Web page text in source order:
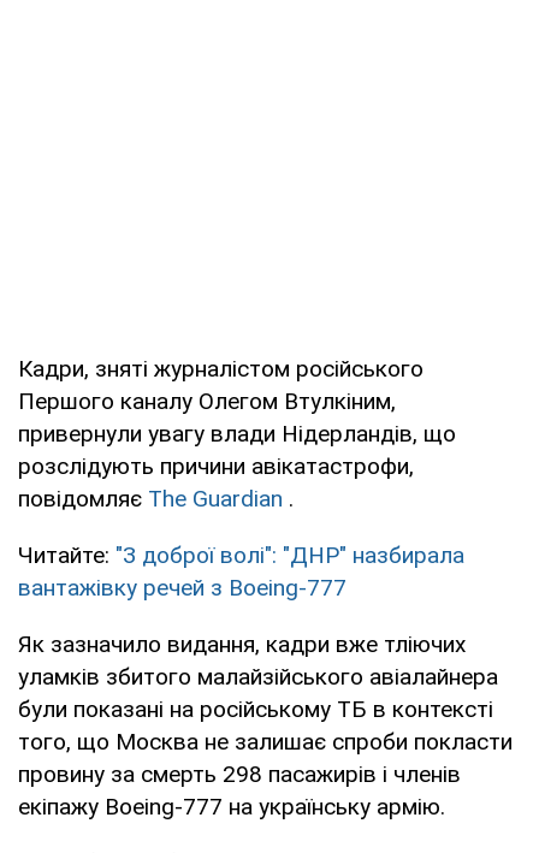
Кадри, зняті журналістом російського
Першого каналу Олегом Втулкіним,
привернули увагу влади Нідерландів, що
розслідують причини авікатастрофи,
повідомляє The Guardian .
Читайте: "З доброї волі": "ДНР" назбирала
вантажівку речей з Boeing-777
Як зазначило видання, кадри вже тліючих
уламків збитого малайзійського авіалайнера
були показані на російському ТБ в контексті
того, що Москва не залишає спроби покласти
провину за смерть 298 пасажирів і членів
екіпажу Boeing-777 на українську армію.